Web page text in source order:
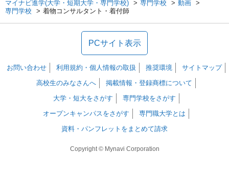
マイナビ進学(大学・短期大学・専門学校) 専門学校
動画
専門学校
着物コンサルタント・着付師
PCサイト表示
お問い合わせ 利用規約・個人情報の取扱 推奨環境
サイトマップ
高校生のみなさんへ
掲載情報・登録商標について
大学・短大をさがす
専門学校をさがす
オープンキャンパスをさがす
専門職大学とは
資料・パンフレットをまとめて請求
Copyright © Mynavi Corporation